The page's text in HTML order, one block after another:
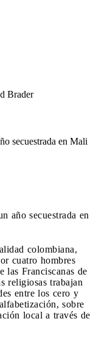
Brader
secuestrada en Mali
año secuestrada en
colombiana,
cuatro hombres
las Franciscanas de
religiosas trabajan
entre los cero y
sobre
local a través de